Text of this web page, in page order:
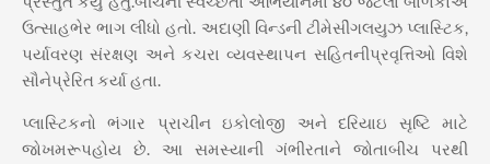
ઉત્સાહભેર ભાગ લીધો હતો. અદાણી વિન્ડની ટીમેસીંગલયુઝ પ્લાસ્ટિક,
પર્યાવરણ સંરક્ષણ અને કચરા વ્યવસ્થાપન સહિતનીપ્રવૃત્તિઓ વિશે
સૌનેપ્રેરિત કર્યા હતા.
પ્લાસ્ટિકનો ભંગાર પ્રાચીન ઇકોલોજી અને દરિયાઇ સૃષ્ટિ માટે
જોખમરૂપહોય છે. આ સમસ્યાની ગંભીરતાને જોતાબીચ પરથી